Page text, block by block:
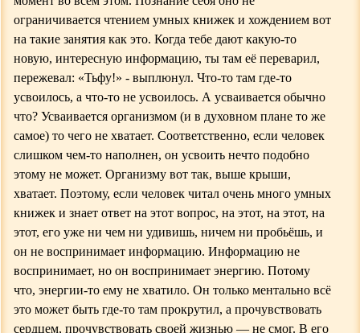
ограничивается чтением умных книжек и хождением вот
на такие занятия как это. Когда тебе дают какую-то
новую, интересную информацию, ты там её переварил,
пережевал: «Тьфу!» - выплюнул. Что-то там где-то
усвоилось, а что-то не усвоилось. А усваивается обычно
что? Усваивается организмом (и в духовном плане то же
самое) то чего не хватает. Соответственно, если человек
слишком чем-то наполнен, он усвоить нечто подобно
этому не может. Организму вот так, выше крыши,
хватает. Поэтому, если человек читал очень много умных
книжек и знает ответ на этот вопрос, на этот, на этот, на
этот, его уже ни чем ни удивишь, ничем ни пробьёшь, и
он не воспринимает информацию. Информацию не
воспринимает, но он воспринимает энергию. Потому
что, энергии-то ему не хватило. Он только ментально всё
это может быть где-то там прокрутил, а прочувствовать
сердцем, прочувствовать своей жизнью — не смог. В его